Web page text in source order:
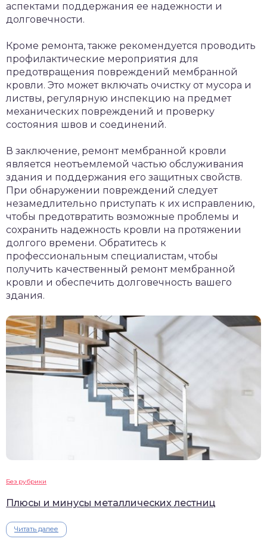
аспектами поддержания ее надежности и
долговечности.
Кроме ремонта, также рекомендуется проводить
профилактические мероприятия для
предотвращения повреждений мембранной
кровли. Это может включать очистку от мусора и
листвы, регулярную инспекцию на предмет
механических повреждений и проверку
состояния швов и соединений.
В заключение, ремонт мембранной кровли
является неотъемлемой частью обслуживания
здания и поддержания его защитных свойств.
При обнаружении повреждений следует
незамедлительно приступать к их исправлению,
чтобы предотвратить возможные проблемы и
сохранить надежность кровли на протяжении
долгого времени. Обратитесь к
профессиональным специалистам, чтобы
получить качественный ремонт мембранной
кровли и обеспечить долговечность вашего
здания.
Без рубрики
Плюсы и минусы металлических лестниц
Читать далее